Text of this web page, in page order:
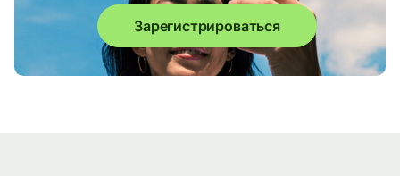
Зарегистрироваться